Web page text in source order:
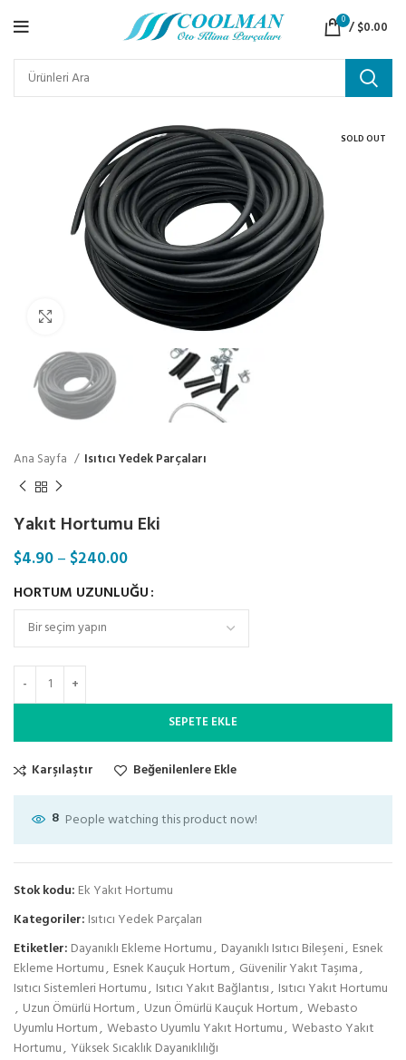
0 /$0.00
SOLD OUT
Click to enlarge
Ana Sayfa Isıtıcı Yedek Parçaları
Yakıt Hortumu Eki
$4.90– $240.00
HORTUM UZUNLUĞU
SEPETE EKLE
Karşılaştır Beğenilenlere Ekle
8 People watching this product now!
Stok kodu: Ek Yakıt Hortumu
Kategoriler: Isıtıcı Yedek Parçaları
Etiketler: Dayanıklı Ekleme Hortumu, Dayanıklı Isıtıcı Bileşeni, Esnek
Ekleme Hortumu, Esnek Kauçuk Hortum, Güvenilir Yakıt Taşıma,
Isıtıcı Sistemleri Hortumu, Isıtıcı Yakıt Bağlantısı, Isıtıcı Yakıt Hortumu
, Uzun Ömürlü Hortum, Uzun Ömürlü Kauçuk Hortum, Webasto
Uyumlu Hortum, Webasto Uyumlu Yakıt Hortumu, Webasto Yakıt
Hortumu, Yüksek Sıcaklık Dayanıklılığı